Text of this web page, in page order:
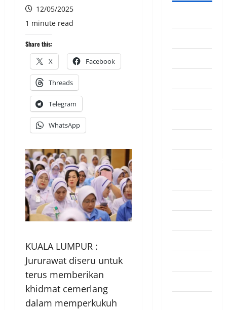
12/05/2025
1 minute read
Share this:
X Facebook
Threads
Telegram
WhatsApp
KUALA LUMPUR :
Jururawat diseru untuk
terus memberikan
khidmat cemerlang
dalam memperkukuh